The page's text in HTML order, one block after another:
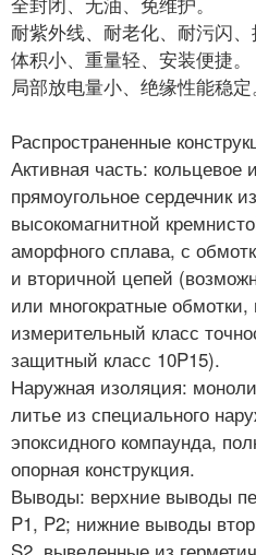
耐紫外线、耐老化、耐污闪、
体积小、重量轻、安装便捷。
局部放电量小、绝缘性能稳定
Распространенные
Активная часть: кольцевое
прямоугольное сердечник из
высокомагнитной
аморфного сплава, с
и вторичной цепей
или многократные
измерительный класс
защитный класс 10P15).
Наружная изоляция:
литье из специального
эпоксидного компаунда,
опорная конструкция.
Выводы: верхние выводы
P1, P2; нижние выводы